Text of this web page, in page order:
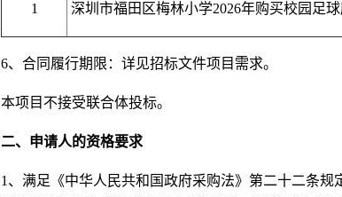
1 深圳市福田区梅林小学2026年购买校园足
6、合同履行期限：详见招标文件项目需求。
本项目不接受联合体投标。
二、申请人的资格要求
1、满足《中华人民共和国政府采购法》第二十二条